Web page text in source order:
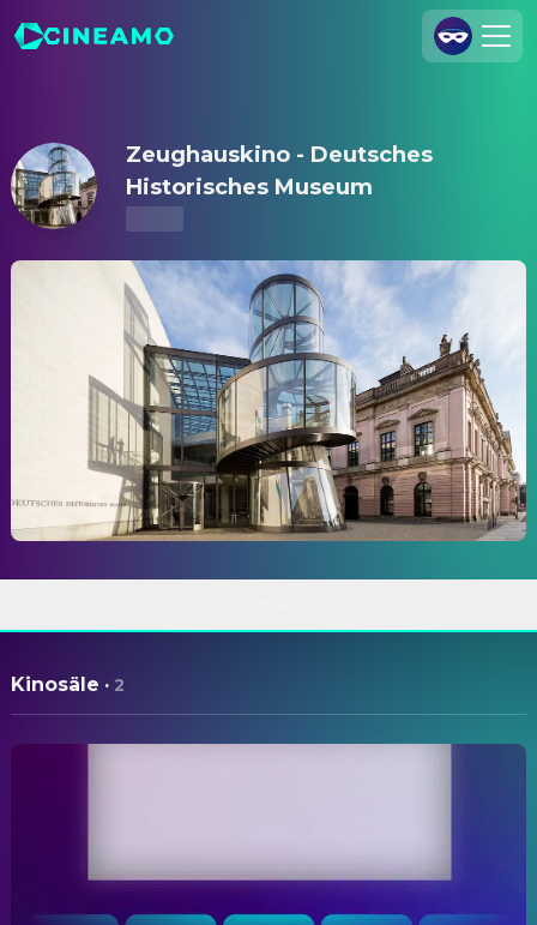
Cineamo für Unternehmen
Impressum
Datenschutzerklärung
Datenschutzeinstellungen
Zeughauskino - Deutsches Historisches Museum –
Zeughauskino - Deutsches
Historisches Museum
Kinosäle · 2